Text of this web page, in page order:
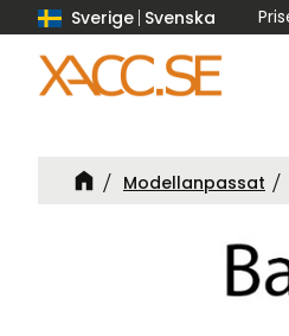
Sverige Svenska
Modellanpassat